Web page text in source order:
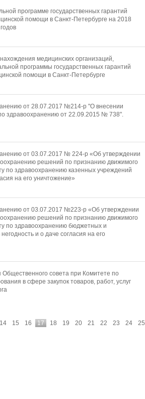
программе государственных гарантий
помощи в Санкт-Петербурге на 2018
медицинских организаций,
программы государственных гарантий
помощи в Санкт-Петербурге
от 28.07.2017 №214-р "О внесении
здравоохранению от 22.09.2015 № 738".
от 03.07.2017 № 224-р «Об утверждении
решений по признанию движимого
по здравоохранению казенных учреждений
на его уничтожение»
от 03.07.2017 №223-р «Об утверждении
решений по признанию движимого
по здравоохранению бюджетных и
и о даче согласия на его
совета при Комитете по
в сфере закупок товаров, работ, услуг
14 15 16 17 18 19 20 21 22 23 24 25